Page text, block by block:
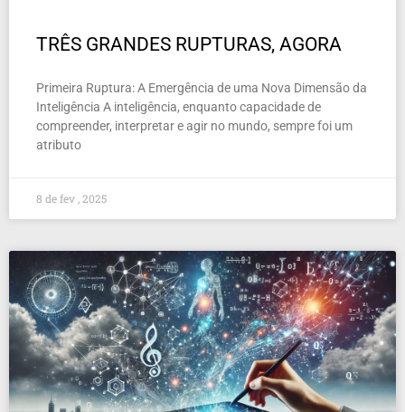
TRÊS GRANDES RUPTURAS, AGORA
Primeira Ruptura: A Emergência de uma Nova Dimensão da
Inteligência A inteligência, enquanto capacidade de
compreender, interpretar e agir no mundo, sempre foi um
atributo
8 de fev , 2025